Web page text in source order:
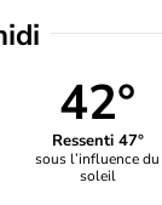
42°
Ressenti 47°
sous l’influence du
soleil